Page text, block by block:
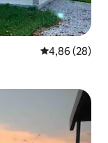
4,86 (28)